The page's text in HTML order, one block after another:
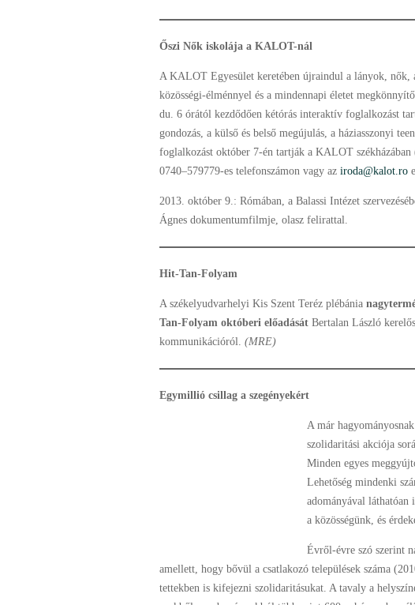
Őszi Nők iskolája a KALOT-nál
A KALOT Egyesület keretében újraindul a lányok, nők,
közösségi-élménnyel és a mindennapi életet
du. 6 órától kezdődően kétórás interaktív foglalkozást
gondozás, a külső és belső megújulás, a háziasszonyi
foglalkozást október 7-én tartják a KALOT
0740–579779-es telefonszámon vagy az iroda@kalot.ro
2013. október 9.: Rómában, a Balassi Intézet
Ágnes dokumentumfilmje, olasz felirattal.
Hit-Tan-Folyam
A székelyudvarhelyi Kis Szent Teréz plébánia
Tan-Folyam októberi előadását Bertalan László
kommunikációról. (MRE)
Egymillió csillag a szegényekért
A már
szolidaritási akciója
Minden egyes
Lehetőség mindenki
adományával láthatóan
a közösségünk, és
Évről-évre szó szerint
amellett, hogy bővül a csatlakozó települések száma
tettekben is kifejezni szolidaritásukat. A tavaly a